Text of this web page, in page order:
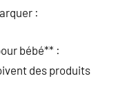
:
bébé** :
des produits